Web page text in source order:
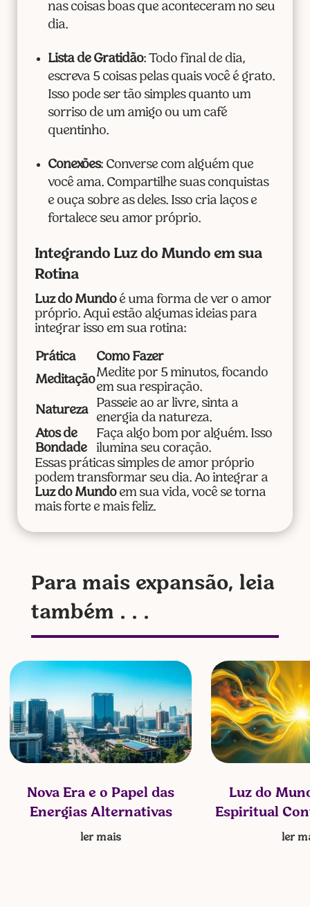
nas coisas boas que aconteceram no seu
dia.
Lista de Gratidão: Todo final de dia,
escreva 5 coisas pelas quais você é grato.
Isso pode ser tão simples quanto um
sorriso de um amigo ou um café
quentinho.
Conexões: Converse com alguém que
você ama. Compartilhe suas conquistas
e ouça sobre as deles. Isso cria laços e
fortalece seu amor próprio.
Integrando Luz do Mundo em sua
Rotina
Luz do Mundoé uma forma de ver o amor
próprio. Aqui estão algumas ideias para
integrar isso em sua rotina:
Prática
Como Fazer
Meditação
Medite por 5 minutos, focando
em sua respiração.
Natureza
Passeie ao ar livre, sinta a
energia da natureza.
Atos de
Bondade
Faça algo bom por alguém. Isso
ilumina seu coração.
Essas práticas simples de amor próprio
podem transformar seu dia. Ao integrar a
Luz do Mundoem sua vida, você se torna
mais forte e mais feliz.
Para mais expansão, leia
também . . .
Nova Era e o Papel das
Energias Alternativas
ler mais
Luz do
Espiritual
ler